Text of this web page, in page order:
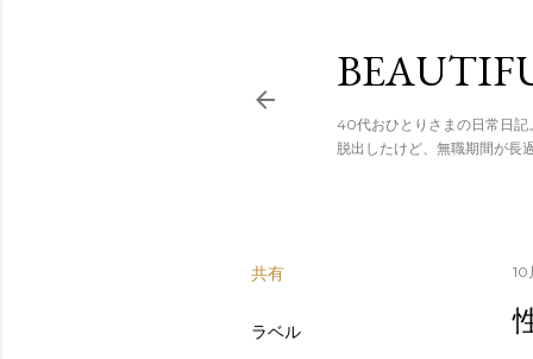
スキップ
40代おひとりさまの日常日
脱出したけど、無職期間が長
共有
ラベル
10